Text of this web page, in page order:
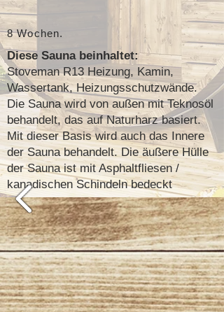
Diese Sauna beinhaltet:
Stoveman R13 Heizung, Kamin,
Wassertank, Heizungsschutzwände.
Die Sauna wird von außen mit Teknosöl
behandelt, das auf Naturharz basiert.
Mit dieser Basis wird auch das Innere
der Sauna behandelt. Die äußere Hülle
der Sauna ist mit Asphaltfliesen /
kanadischen Schindeln bedeckt
8Wochen.